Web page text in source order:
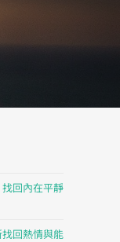
回內在平靜
回熱情與能